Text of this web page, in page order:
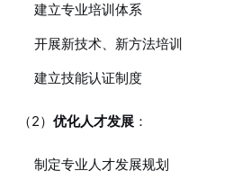
建立专业培训体系
开展新技术、新方法培训
建立技能认证制度
（2） 优化人才发展 ：
制定专业人才发展规划